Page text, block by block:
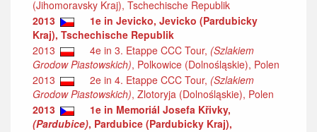
(Jihomoravsky Kraj), Tschechische Republik
2013
1e in Jevicko, Jevicko (Pardubicky
Kraj), Tschechische Republik
2013
4e in 3. Etappe CCC Tour, (Szlakiem
Grodow Piastowskich), Polkowice (Dolnośląskie), Polen
2013
2e in 4. Etappe CCC Tour, (Szlakiem
Grodow Piastowskich), Zlotoryja (Dolnośląskie), Polen
2013
1e in Memoriál Josefa Křivky,
(Pardubice), Pardubice (Pardubicky Kraj),